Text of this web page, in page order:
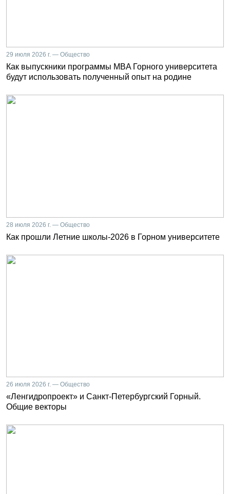
29 июля 2026 г. — Общество
Как выпускники программы MBA Горного университета
будут использовать полученный опыт на родине
28 июля 2026 г. — Общество
Как прошли Летние школы-2026 в Горном университете
26 июля 2026 г. — Общество
«Ленгидропроект» и Санкт-Петербургский Горный.
Общие векторы